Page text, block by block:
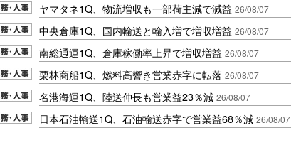
ヤマタネ1Q、物流増収も一部荷主減で減益 26/08/07
中央倉庫1Q、国内輸送と輸入増で増収増益 26/08/07
南総通運1Q、倉庫稼働率上昇で増収増益 26/08/07
栗林商船1Q、燃料高響き営業赤字に転落 26/08/07
名港海運1Q、陸送伸長も営業益23％減 26/08/07
日本石油輸送1Q、石油輸送赤字で営業益68％減 26/08/07